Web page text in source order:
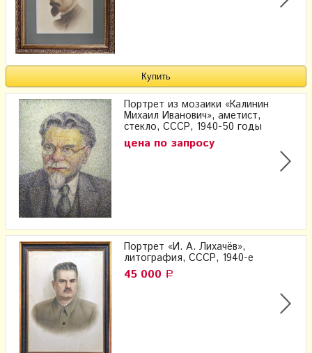
Портрет из мозаики «Калинин
Михаил Иванович», аметист,
стекло, СССР, 1940-50 годы
цена по запросу
Портрет «И. А. Лихачёв»,
литография, СССР, 1940-е
45 000 Р